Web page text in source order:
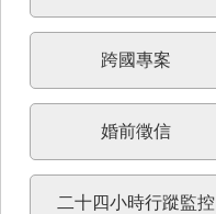
跨國專案
婚前徵信
二十四小時行蹤監控